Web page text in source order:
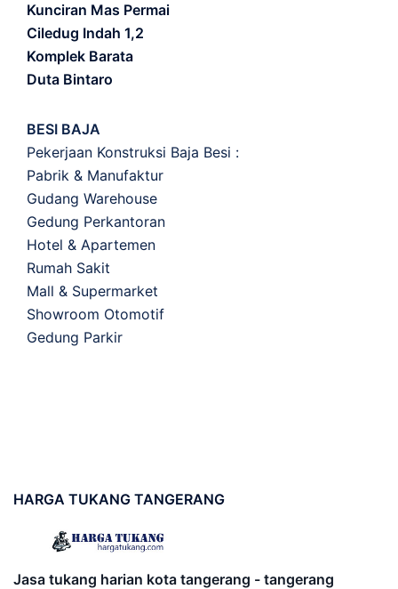
Kunciran Mas Permai
Ciledug Indah 1,2
Komplek Barata
Duta Bintaro
BESI BAJA
Pekerjaan Konstruksi Baja Besi :
Pabrik & Manufaktur
Gudang Warehouse
Gedung Perkantoran
Hotel & Apartemen
Rumah Sakit
Mall & Supermarket
Showroom Otomotif
Gedung Parkir
HARGA TUKANG TANGERANG
Jasa tukang harian kota tangerang - tangerang